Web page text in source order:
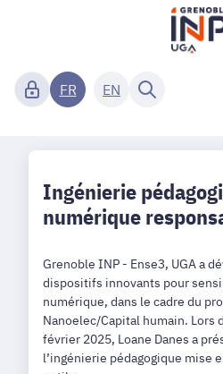
FR EN
Ingénierie
numérique
Grenoble INP - Ense3, UGA a
dispositifs innovants pour
numérique, dans le cadre du
Nanoelec/Capital humain. Lors
février 2025, Loane Danes a
l’ingénierie pédagogique mise